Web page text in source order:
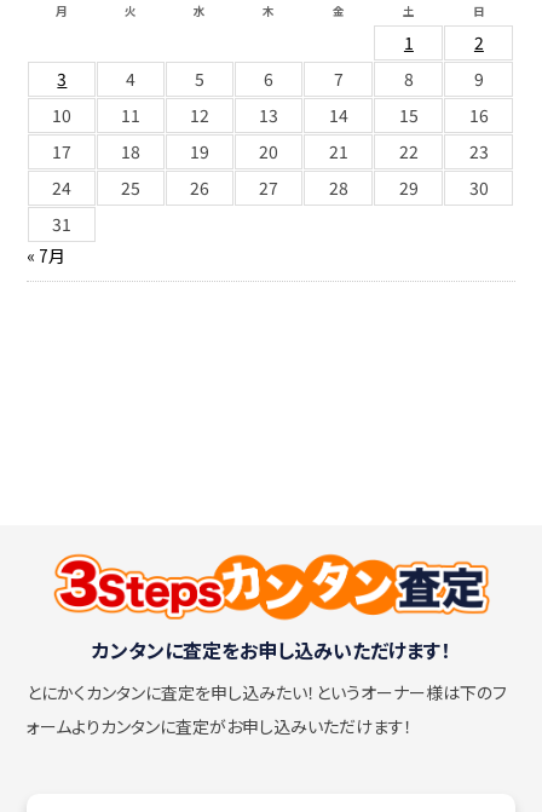
月 火 水 木 金 土 日
1
2
3
4 5 6 7 8
9
10
11 12 13 14 15
16
17
18 19 20 21 22
23
24
25 26 27 28 29
30
31
« 7月
カンタンに査定をお申し込みいただけます！
とにかくカンタンに査定を申し込みたい！ というオーナー様は下のフ
ォームよりカンタンに査定がお申し込みいただけます！